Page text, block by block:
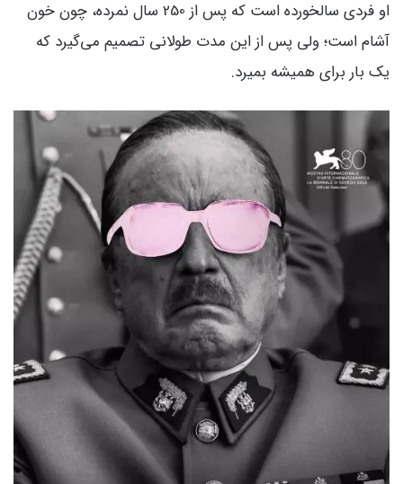
او فردی سالخورده است که پس از 250 سال نمرده، چون خون
آشام است؛ ولی پس از این مدت طولانی تصمیم می‌گیرد که
یک بار برای همیشه بمیرد.